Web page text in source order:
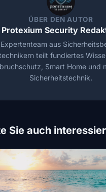
ÜBER DEN AUTOR
Protexium Security
aus
teilt fundiertes
Smart Home und
Sicherheitstechnik.
Sie auch